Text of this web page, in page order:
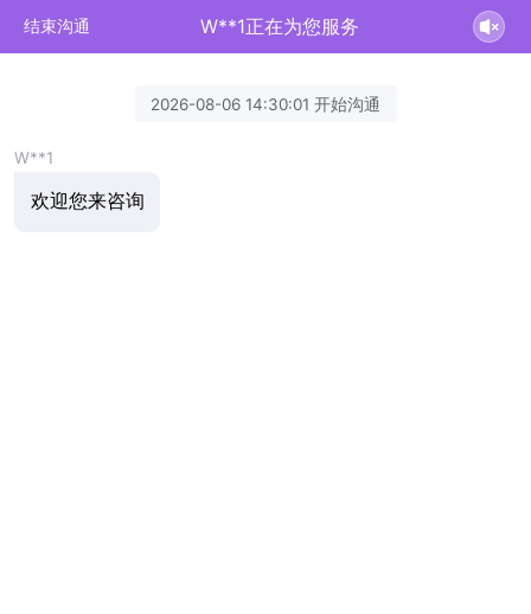
结束沟通 W**1正在为您服务
2026-08-06 14:30:01 开始沟通
W**1
欢迎您来咨询